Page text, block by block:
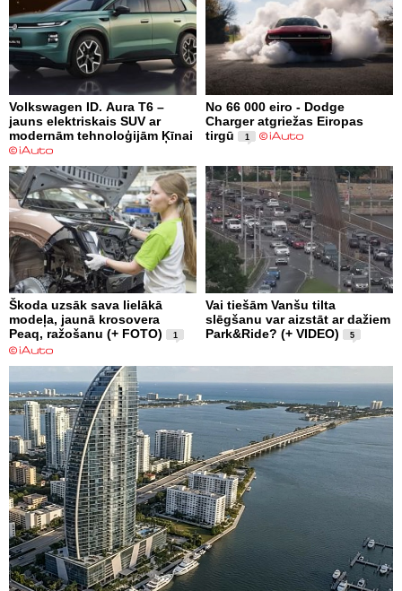
Volkswagen ID. Aura T6 –
jauns elektriskais SUV ar
modernām tehnoloģijām Ķīnai
No 66 000 eiro - Dodge
Charger atgriežas Eiropas
tirgū
1
Škoda uzsāk sava lielākā
modeļa, jaunā krosovera
Peaq, ražošanu (+ FOTO)
1
Vai tiešām Vanšu tilta
slēgšanu var aizstāt ar dažiem
Park&Ride? (+ VIDEO)
5